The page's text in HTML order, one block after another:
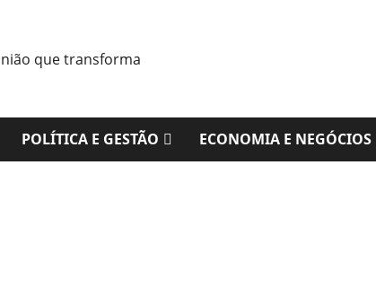
POLÍTICA E GESTÃO ECONOMIA E NEGÓCIOS